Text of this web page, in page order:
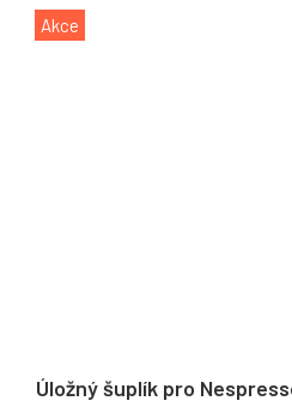
Akce
Úložný šuplík pro